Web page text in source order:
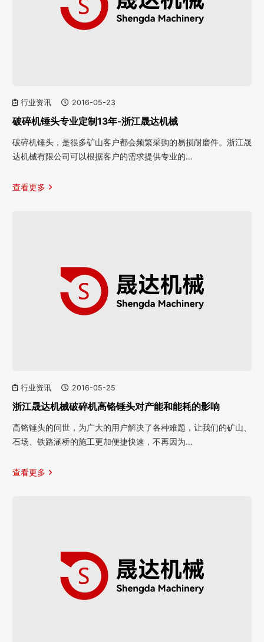
行业资讯 2016-05-23
破碎机锤头专业定制13年-浙江晟达机械
破碎机锤头，是很多矿山客户都会频繁采购的易损耐磨件。浙江晟
达机械有限公司可以根据客户的需求提供专业的…
查看更多
行业资讯 2016-05-25
浙江晟达机械破碎机高铬锤头对产能和能耗的影响
高铬锤头的问世，为广大的用户解决了各种难题，让我们的矿山、
石场、铁路涵桥的施工更加便捷快速，不再因为…
查看更多